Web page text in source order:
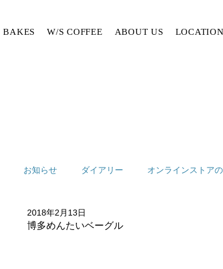
BAKES W/S COFFEE ABOUT US
お知らせ ダイアリー オンラインストア
博多めんたいベーグル
2018年2月13日